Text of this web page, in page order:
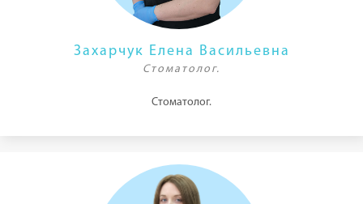
Захарчук Елена Васильевна
Стоматолог.
Стоматолог.